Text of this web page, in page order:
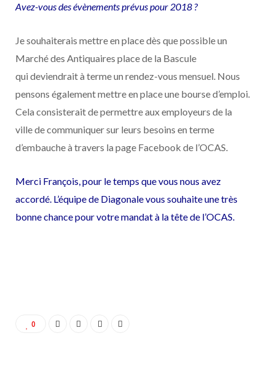
Avez-vous des évènements prévus pour 2018 ?
Je souhaiterais mettre en place dès que possible un
Marché des Antiquaires place de la Bascule
qui deviendrait à terme un rendez-vous mensuel. Nous
pensons également mettre en place une bourse d’emploi.
Cela consisterait de permettre aux employeurs de la
ville de communiquer sur leurs besoins en terme
d’embauche à travers la page Facebook de l’OCAS.
Merci François, pour le temps que vous nous avez
accordé. L’équipe de Diagonale vous souhaite une très
bonne chance pour votre mandat à la tête de l’OCAS.
0